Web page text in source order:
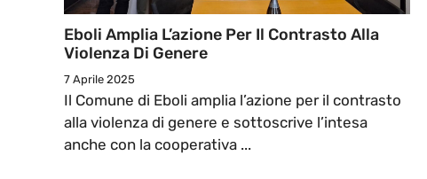
Eboli Amplia L’azione Per Il Contrasto Alla
Violenza Di Genere
7 Aprile 2025
Il Comune di Eboli amplia l’azione per il contrasto
alla violenza di genere e sottoscrive l’intesa
anche con la cooperativa ...